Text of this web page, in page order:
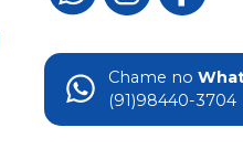
Chame no
(91)98440-3704